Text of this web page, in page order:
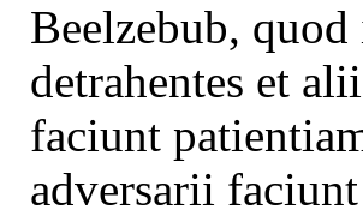
Beelzebub, quod
detrahentes et
faciunt
adversarii